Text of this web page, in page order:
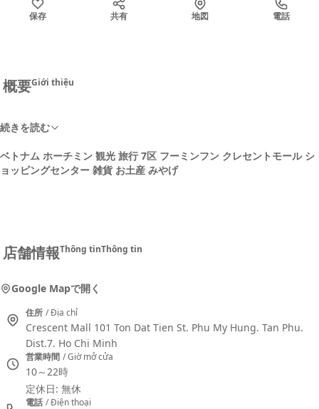
保存 共有 地図 電話
概要Giới thiệu
続きを読む
ベトナム ホーチミン 観光 旅行 7区 フーミンフン クレセントモール シ
ョッピングセンター 雑貨 お土産 みやげ
店舗情報Thông tinThông tin
Google Mapで開く
住所 / Địa chỉ
Crescent Mall 101 Ton Dat Tien St. Phu My Hung. Tan Phu.
Dist.7. Ho Chi Minh
営業時間 / Giờ mở cửa
10～22時
定休日: 無休
電話 / Điện thoại